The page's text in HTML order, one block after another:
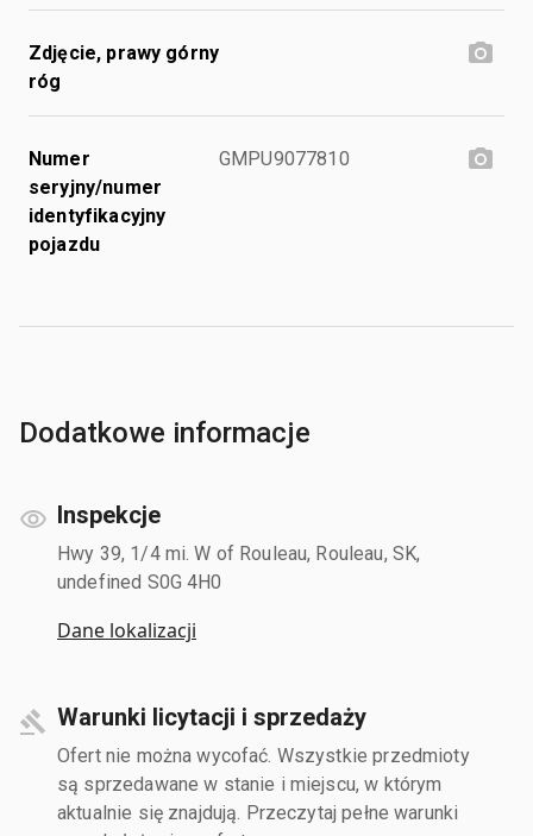
Zdjęcie, prawy górny
róg
Numer
seryjny/numer
identyfikacyjny
pojazdu
GMPU9077810
Dodatkowe informacje
Inspekcje
Hwy 39, 1/4 mi. W of Rouleau, Rouleau, SK,
undefined S0G 4H0
Dane lokalizacji
Warunki licytacji i sprzedaży
Ofert nie można wycofać. Wszystkie przedmioty
są sprzedawane w stanie i miejscu, w którym
aktualnie się znajdują. Przeczytaj pełne warunki